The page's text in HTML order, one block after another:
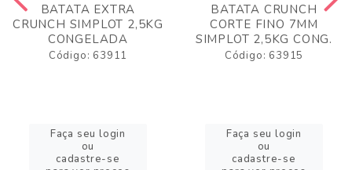
BATATA EXTRA
CRUNCH SIMPLOT 2,5KG
CONGELADA
Código: 63911
Faça seu login
ou
cadastre-se
BATATA CRUNCH
CORTE FINO 7MM
SIMPLOT 2,5KG CONG.
Código: 63915
Faça seu login
ou
cadastre-se